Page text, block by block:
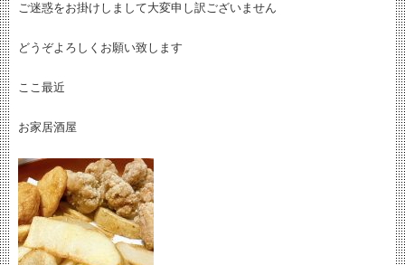
ご迷惑をお掛けしまして大変申し訳ございません
どうぞよろしくお願い致します
ここ最近
お家居酒屋